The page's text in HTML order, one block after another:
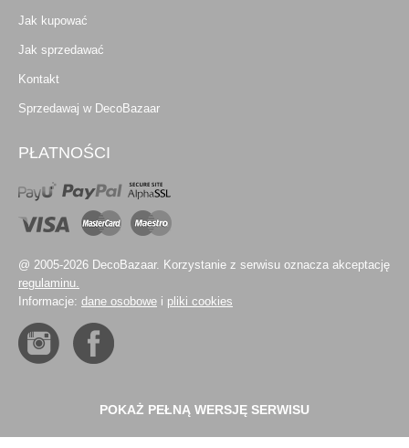
Jak kupować
Jak sprzedawać
Kontakt
Sprzedawaj w DecoBazaar
PŁATNOŚCI
@ 2005-2026 DecoBazaar. Korzystanie z serwisu oznacza akceptację
regulaminu.
Informacje: dane osobowe i pliki cookies
POKAŻ PEŁNĄ WERSJĘ SERWISU